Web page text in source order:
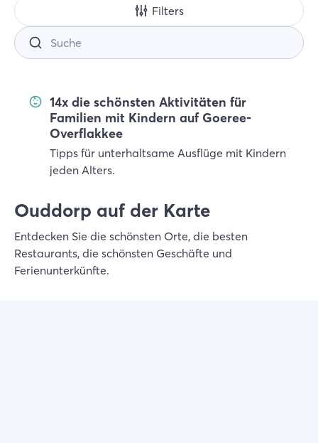
Filters
14x die schönsten Aktivitäten für
Familien mit Kindern auf Goeree-
Overflakkee
Tipps für unterhaltsame Ausflüge mit Kindern
jeden Alters.
Ouddorp auf der Karte
Entdecken Sie die schönsten Orte, die besten
Restaurants, die schönsten Geschäfte und
Ferienunterkünfte.